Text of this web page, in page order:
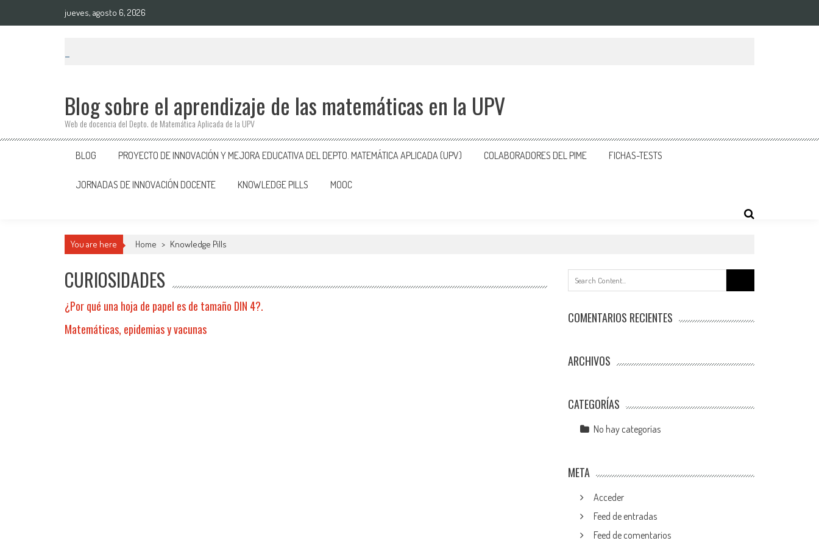
jueves, agosto 6, 2026
Blog sobre el aprendizaje de las matemáticas en la UPV
Web de docencia del Depto. de Matemática Aplicada de la UPV
BLOG PROYECTO DE INNOVACIÓN Y MEJORA EDUCATIVA DEL DEPTO. MATEMÁTICA APLICADA (UPV) COLABORADORES DEL PIME FICHAS-TESTS
JORNADAS DE INNOVACIÓN DOCENTE KNOWLEDGE PILLS MOOC
You are here Home > Knowledge Pills
CURIOSIDADES
¿Por qué una hoja de papel es de tamaño DIN 4?.
Matemáticas, epidemias y vacunas
COMENTARIOS RECIENTES
ARCHIVOS
CATEGORÍAS
No hay categorías
META
Acceder
Feed de entradas
Feed de comentarios